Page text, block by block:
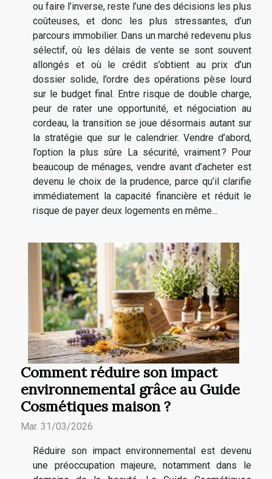
ou faire l’inverse, reste l’une des décisions les plus
coûteuses, et donc les plus stressantes, d’un
parcours immobilier. Dans un marché redevenu plus
sélectif, où les délais de vente se sont souvent
allongés et où le crédit s’obtient au prix d’un
dossier solide, l’ordre des opérations pèse lourd
sur le budget final. Entre risque de double charge,
peur de rater une opportunité, et négociation au
cordeau, la transition se joue désormais autant sur
la stratégie que sur le calendrier. Vendre d’abord,
l’option la plus sûre La sécurité, vraiment ? Pour
beaucoup de ménages, vendre avant d’acheter est
devenu le choix de la prudence, parce qu’il clarifie
immédiatement la capacité financière et réduit le
risque de payer deux logements en même...
Comment réduire son impact
environnemental grâce au Guide
Cosmétiques maison ?
Mar. 31/03/2026
Réduire son impact environnemental est devenu
une préoccupation majeure, notamment dans le